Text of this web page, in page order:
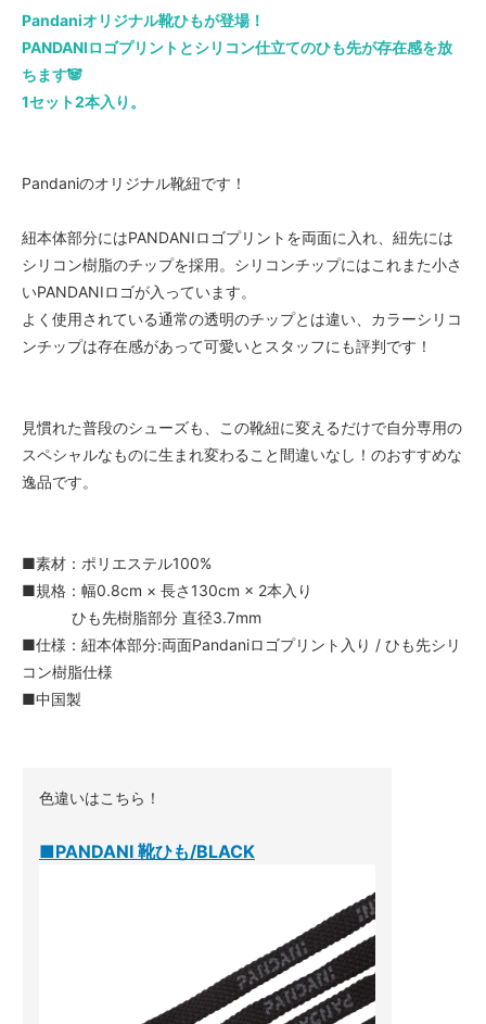
Pandaniオリジナル靴ひもが登場！
PANDANIロゴプリントとシリコン仕立てのひも先が存在感を放
ちます🐼
1セット2本入り。
Pandaniのオリジナル靴紐です！
紐本体部分にはPANDANIロゴプリントを両面に入れ、紐先には
シリコン樹脂のチップを採用。シリコンチップにはこれまた小さ
いPANDANIロゴが入っています。
よく使用されている通常の透明のチップとは違い、カラーシリコ
ンチップは存在感があって可愛いとスタッフにも評判です！
見慣れた普段のシューズも、この靴紐に変えるだけで自分専用の
スペシャルなものに生まれ変わること間違いなし！のおすすめな
逸品です。
■素材：ポリエステル100%
■規格：幅0.8cm × 長さ130cm × 2本入り
ひも先樹脂部分 直径3.7mm
■仕様：紐本体部分:両面Pandaniロゴプリント入り / ひも先シリ
コン樹脂仕様
■中国製
色違いはこちら！
■PANDANI 靴ひも/BLACK